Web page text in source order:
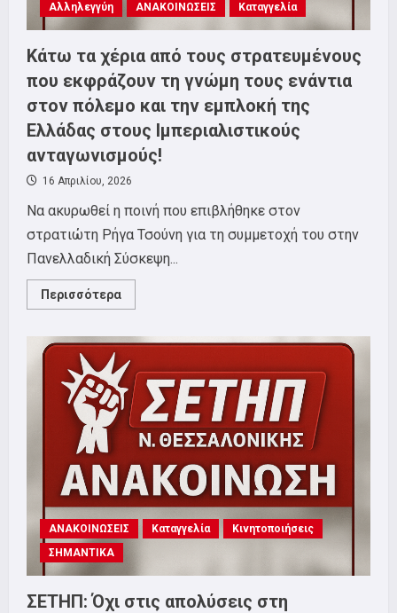
Αλληλεγγύη ΑΝΑΚΟΙΝΩΣΕΙΣ Καταγγελία
Κάτω τα χέρια από τους στρατευμένους
που εκφράζουν τη γνώμη τους ενάντια
στον πόλεμο και την εμπλοκή της
Ελλάδας στους Ιμπεριαλιστικούς
ανταγωνισμούς!
16 Απριλίου, 2026
Να ακυρωθεί η ποινή που επιβλήθηκε στον
στρατιώτη Ρήγα Τσούνη για τη συμμετοχή του στην
Πανελλαδική Σύσκεψη...
Περισσότερα
more
τα
από
τους
στρατευμένους
που
εκφράζουν
τη
γνώμη
ενάντια
στον
πόλεμο
και
την
εμπλοκή
της
στους
Ιμπεριαλιστικούς
ανταγωνισμούς!
ΑΝΑΚΟΙΝΩΣΕΙΣ Καταγγελία
Κινητοποιήσεις
ΣΗΜΑΝΤΙΚΑ
ΣΕΤΗΠ: Όχι στις απολύσεις στη